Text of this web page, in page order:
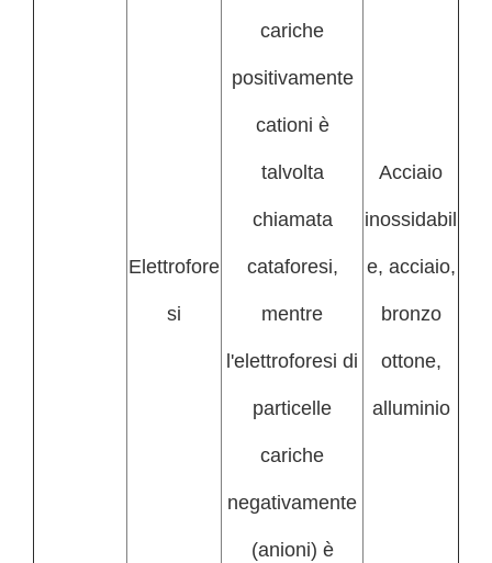
Elettrofore
si
cariche
positivamente
cationi è
talvolta
chiamata
cataforesi,
mentre
l'elettroforesi di
particelle
cariche
negativamente
(anioni) è
Acciaio
inossidabil
e, acciaio,
bronzo
ottone,
alluminio